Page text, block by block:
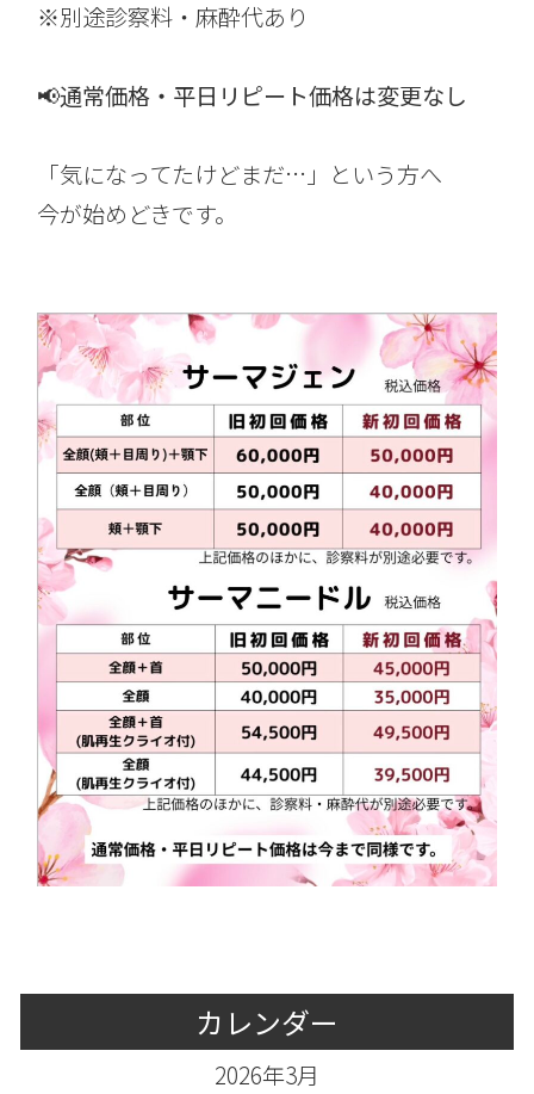
※別途診察料・麻酔代あり
📢通常価格・平日リピート価格は変更なし
「気になってたけどまだ…」という方へ
今が始めどきです。
カレンダー
2026年3月